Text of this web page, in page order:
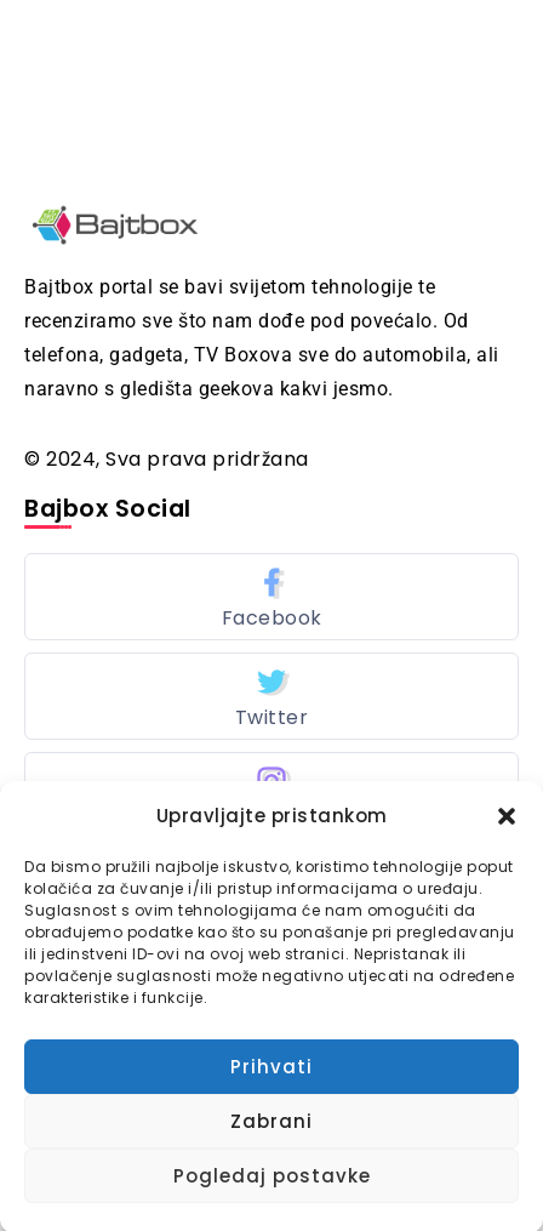
Upravljajte pristankom
Da bismo pružili najbolje iskustvo, koristimo tehnologije poput
kolačića za čuvanje i/ili pristup informacijama o uređaju.
Suglasnost s ovim tehnologijama će nam omogućiti da
obrađujemo podatke kao što su ponašanje pri pregledavanju
ili jedinstveni ID-ovi na ovoj web stranici. Nepristanak ili
povlačenje suglasnosti može negativno utjecati na određene
karakteristike i funkcije.
Prihvati
Zabrani
Pogledaj postavke
Bajtbox portal se bavi svijetom tehnologije te
recenziramo sve što nam dođe pod povećalo. Od
telefona, gadgeta, TV Boxova sve do automobila, ali
naravno s gledišta geekova kakvi jesmo.
© 2024, Sva prava pridržana
Bajbox Social
Facebook
Twitter
Instagram
Bajtbox
Linkovi
Kontaktirajte nas
Impressum
Bajtbox koristi
usluge.